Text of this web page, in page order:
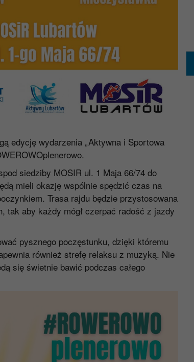
edycję wydarzenia „Aktywna i Sportowa
siedziby MOSIR ul. 1 Maja 66/74 do
mieli okazję wspólnie spędzić czas na
Trasa rajdu będzie przystosowana
tak aby każdy mógł czerpać radość z jazdy
pysznego poczęstunku, dzięki któremu
również strefę relaksu z muzyką. Nie
się świetnie bawić podczas całego